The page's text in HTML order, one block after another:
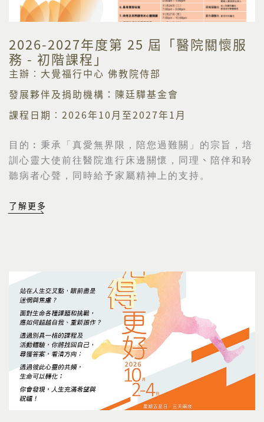
2026-2027年度第 25 屆「醫院關懷服
務 - 初階課程」
主辦︰大覺福行中心 佛教院侍部
發展夥伴及捐助機構：陳廷驊基金會
課程日期︰2026年10月至2027年1月
目的︰ 秉承「真愛無界限，陪您過難關」的宗旨，培
訓心靈大使前往醫院進行床邊關懷，同理 、 陪伴和聆
聽病者心聲，同時給予家屬精神上的支持。
了解更多